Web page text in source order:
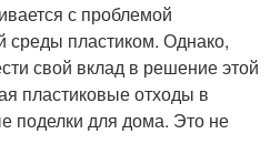
с проблемой
среды пластиком. Однако,
свой вклад в решение этой
пластиковые отходы в
поделки для дома. Это не